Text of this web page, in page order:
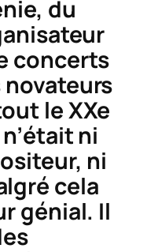
du
concerts
le XXe
ni
ni
cela
génial. Il